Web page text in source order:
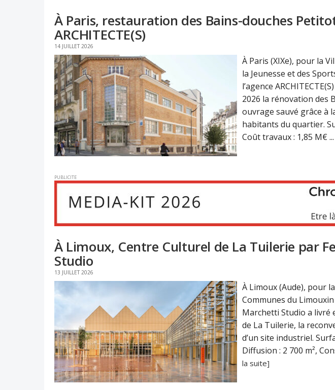
À Paris, restauration des Bains-douches
ARCHITECTE(S)
14 JUILLET 2026
À Paris (XIXe), pour la
la Jeunesse et des
l’agence
2026 la rénovation des
ouvrage sauvé grâce à
habitants du quartier.
Coût travaux : 1,85 M€ ...
PUBLICITE
À Limoux, Centre Culturel de La Tuilerie par
Studio
13 JUILLET 2026
À Limoux (Aude), pour
Communes du
Marchetti Studio a livré
de La Tuilerie, la
d’un site industriel.
Diffusion : 2 700 m²,
la suite]